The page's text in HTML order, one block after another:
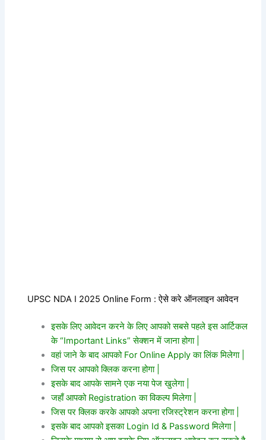
UPSC NDA I 2025 Online Form : ऐसे करे ऑनलाइन आवेदन
इसके लिए आवेदन करने के लिए आपको सबसे पहले इस आर्टिकल
के “Important Links” सेक्शन में जाना होगा |
वहां जाने के बाद आपको For Online Apply का लिंक मिलेगा |
जिस पर आपको क्लिक करना होगा |
इसके बाद आपके सामने एक नया पेज खुलेगा |
जहाँ आपको Registration का विकल्प मिलेगा |
जिस पर क्लिक करके आपको अपना रजिस्ट्रेशन करना होगा |
इसके बाद आपको इसका Login Id & Password मिलेगा |